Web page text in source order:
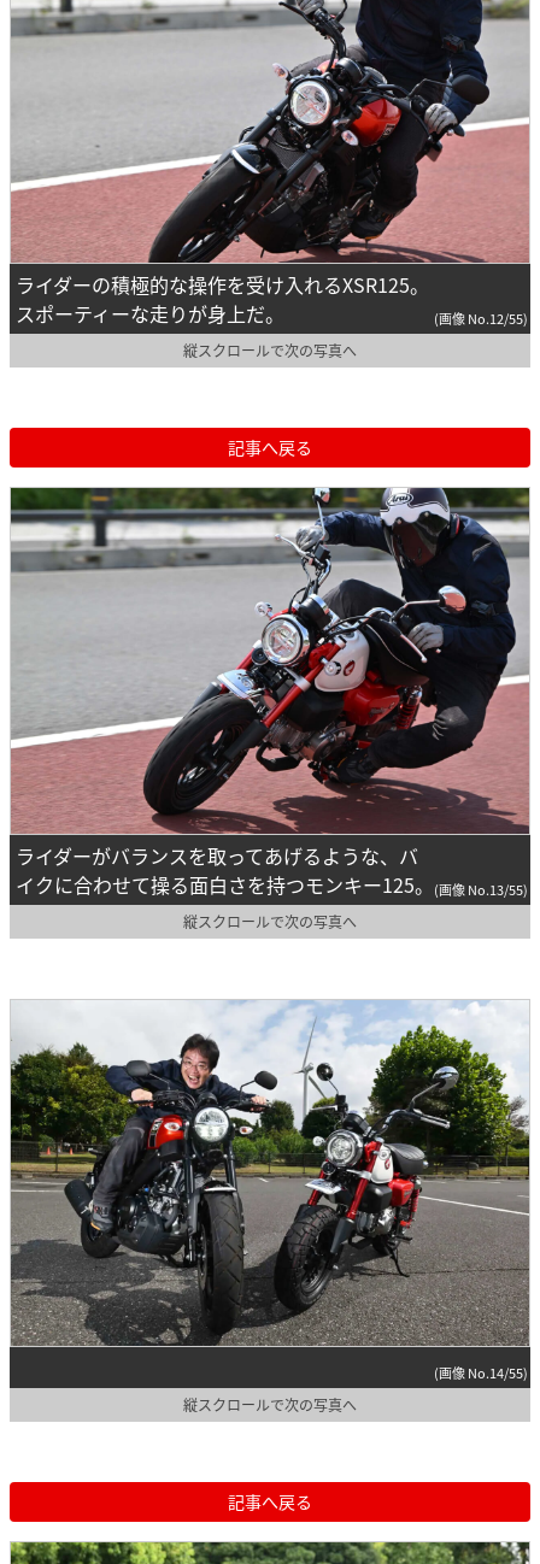
ライダーの積極的な操作を受け入れるXSR125。
スポーティーな走りが身上だ。
(画像 No.12/55)
縦スクロールで次の写真へ
記事へ戻る
ライダーがバランスを取ってあげるような、バ
イクに合わせて操る面白さを持つモンキー125。
(画像 No.13/55)
縦スクロールで次の写真へ
(画像 No.14/55)
縦スクロールで次の写真へ
記事へ戻る